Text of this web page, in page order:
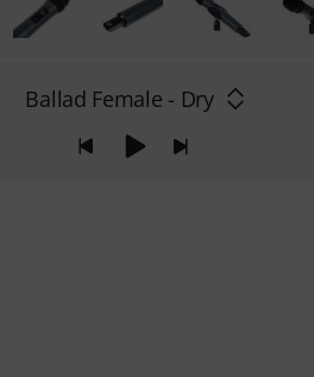
Ballad Female - Dry